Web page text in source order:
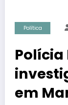
Política
Polícia
em